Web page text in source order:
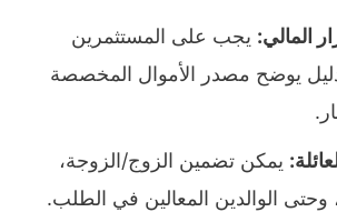
المالي: يجب على المستثمرين
يوضح مصدر الأموال المخصصة
يمكن تضمين الزوج/الزوجة،
وحتى الوالدين المعالين في الطلب.